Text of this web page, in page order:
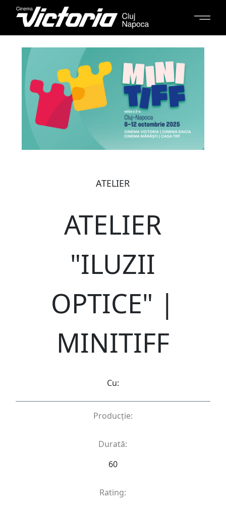
ATELIER
ATELIER
"ILUZII
OPTICE" |
MINITIFF
Cu:
Producție:
Durată:
60
Rating: